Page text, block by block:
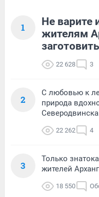
1
Не варите
жителям
22 628 3
2
С любовью к
природа
22 262 4
3
Только
жителей
18 550